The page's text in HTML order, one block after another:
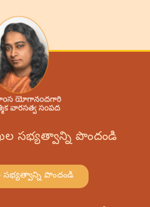
సభ్యత్వాన్ని పొందండి
పొందండి